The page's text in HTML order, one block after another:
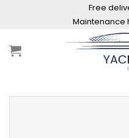
Maintenance
Free